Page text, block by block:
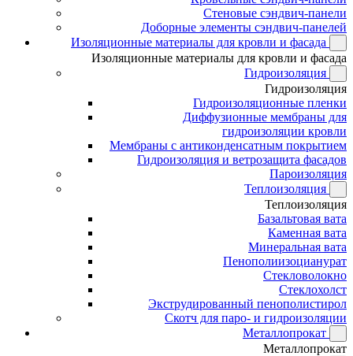
Стеновые сэндвич-панели
Доборные элементы сэндвич-панелей
Изоляционные материалы для кровли и фасада
Изоляционные материалы для кровли и фасада
Гидроизоляция
Гидроизоляция
Гидроизоляционные пленки
Диффузионные мембраны для
гидроизоляции кровли
Мембраны с антиконденсатным покрытием
Гидроизоляция и ветрозащита фасадов
Пароизоляция
Теплоизоляция
Теплоизоляция
Базальтовая вата
Каменная вата
Минеральная вата
Пенополиизоцианурат
Стекловолокно
Стеклохолст
Экструдированный пенополистирол
Скотч для паро- и гидроизоляции
Металлопрокат
Металлопрокат